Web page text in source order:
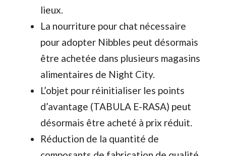
lieux.
La nourriture pour chat nécessaire
pour adopter Nibbles peut désormais
être achetée dans plusieurs magasins
alimentaires de Night City.
L’objet pour réinitialiser les points
d’avantage (TABULA E-RASA) peut
désormais être acheté à prix réduit.
Réduction de la quantité de